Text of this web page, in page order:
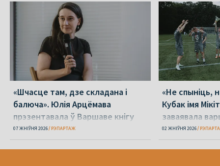
«Шчасце там, дзе складана і
балюча». Юлія Арцёмава
прэзентавала ў Варшаве кнігу
«Пока я искала слова»
07 ЖНІЎНЯ 2026 РЭПАРТАЖ
«Не спыніць,
Кубак імя
заваявала
02 ЖНІЎНЯ 2026